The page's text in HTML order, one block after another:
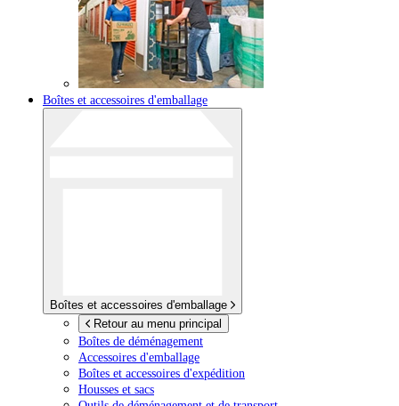
Boîtes et accessoires d'emballage
Boîtes et accessoires d'emballage
Retour au menu principal
Boîtes de déménagement
Accessoires d'emballage
Boîtes et accessoires d'expédition
Housses et sacs